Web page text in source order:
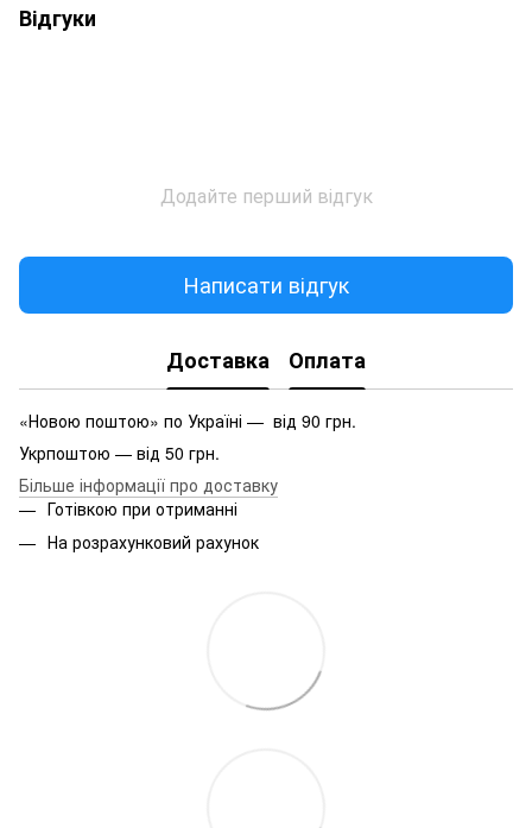
Відгуки
Додайте перший відгук
Написати відгук
Доставка Оплата
«Новою поштою» по Україні — від 90 грн.
Укрпоштою — від 50 грн.
Більше інформації про доставку
Готівкою при отриманні
На розрахунковий рахунок